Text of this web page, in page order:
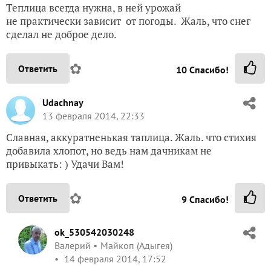
Теплица всегда нужна, в ней урожай
не практически зависит от погоды. Жаль, что снег
сделал не доброе дело.
Ответить ✿ 10 Спасибо!
Udachnay
13 февраля 2014, 22:33
Славная, аккуратненькая таплица. Жаль. что стихия
добавила хлопот, но ведь нам дачникам не
привыкать: ) Удачи Вам!
Ответить ✿ 9 Спасибо!
ok_530542030248
Валерий
Майкоп (Адыгея)
14 февраля 2014, 17:52